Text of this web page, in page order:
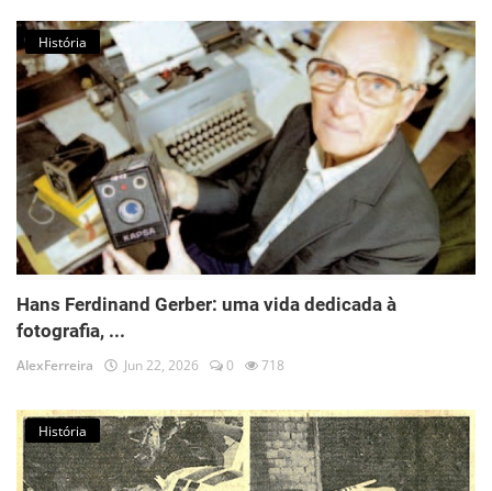
História
Hans Ferdinand Gerber: uma vida dedicada à
fotografia, ...
AlexFerreira Jun 22, 2026 0 718
História